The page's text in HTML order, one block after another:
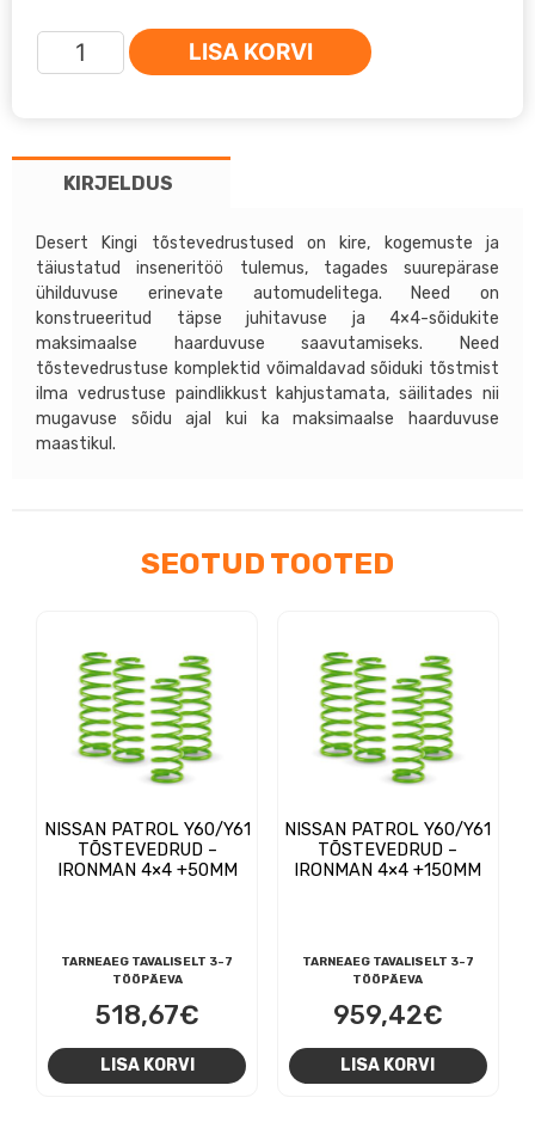
Desert
King
Navara
D40
LISA KORVI
KIRJELDUS
Desert Kingi tõstevedrustused on kire, kogemuste ja
täiustatud inseneritöö tulemus, tagades suurepärase
ühilduvuse erinevate automudelitega. Need on
konstrueeritud täpse juhitavuse ja 4×4-sõidukite
maksimaalse haarduvuse saavutamiseks. Need
tõstevedrustuse komplektid võimaldavad sõiduki tõstmist
ilma vedrustuse paindlikkust kahjustamata, säilitades nii
mugavuse sõidu ajal kui ka maksimaalse haarduvuse
maastikul.
SEOTUD TOOTED
NISSAN PATROL Y60/Y61
TÕSTEVEDRUD –
IRONMAN 4×4 +50MM
TARNEAEG TAVALISELT 3-7
TÖÖPÄEVA
518,67€
LISA KORVI
NISSAN PATROL Y60/Y61
TÕSTEVEDRUD –
IRONMAN 4×4 +150MM
TARNEAEG TAVALISELT 3-7
TÖÖPÄEVA
959,42€
LISA KORVI